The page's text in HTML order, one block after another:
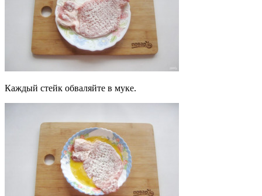
Каждый стейк обваляйте в муке.